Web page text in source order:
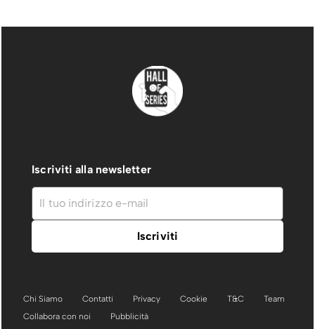
Iscriviti alla newsletter
Chi Siamo Contatti Privacy Cookie T&C
Team
Collabora con noi
Pubblicità